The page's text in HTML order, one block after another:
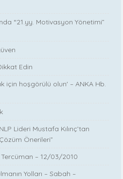
“21.yy. Motivasyon Yönetimi”
Edin
için hoşgörülü olun' – ANKA Hb.
Lideri Mustafa Kılınç’tan
Önerileri”
– 12/03/2010
Yolları – Sabah –